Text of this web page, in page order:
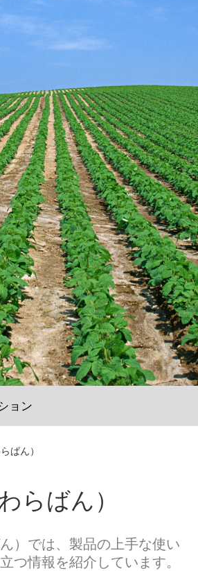
ョン
ばん）
らばん）
）では、製品の上手な使い
つ情報を紹介しています。